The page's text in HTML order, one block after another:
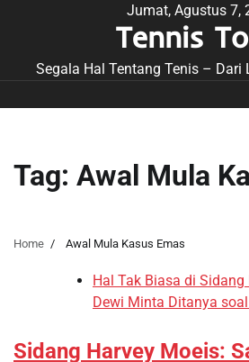
Jumat, Agustus 7,
Tennis
Segala Hal Tentang Tenis – Dari
Tag: Awal Mula
Home Awal Mula Kasus Emas
Hal Tak Biasa di
Dewi Minta Ditanya
Sidang Harvey Moeis: